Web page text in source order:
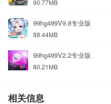
90.77MB
99hg499V9.8专业版
88.44MB
99hg499V2.2专业版
80.21MB
相关信息